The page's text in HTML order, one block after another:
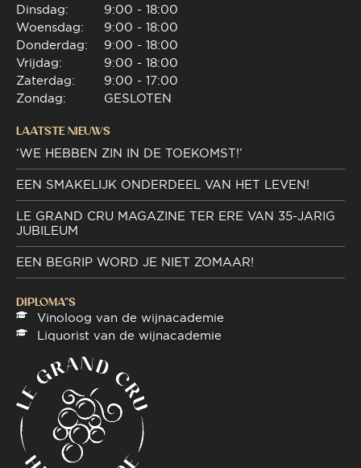
Dinsdag:
Woensdag:
Donderdag:
Vrijdag:
Zaterdag:
Zondag:
9:00 - 18:00
9:00 - 18:00
9:00 - 18:00
9:00 - 18:00
9:00 - 17:00
GESLOTEN
LAATSTE NIEUWS
‘WE HEBBEN ZIN IN DE TOEKOMST!’
EEN SMAKELIJK ONDERDEEL VAN HET LEVEN!
LE GRAND CRU MAGAZINE TER ERE VAN 35-JARIG
JUBILEUM
EEN BEGRIP WORD JE NIET ZOMAAR!
DIPLOMA"S
Vinoloog van de wijnacademie
Liquorist van de wijnacademie